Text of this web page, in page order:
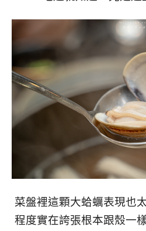
菜盤裡這顆大蛤蠣表現也
程度實在誇張根本跟殼一